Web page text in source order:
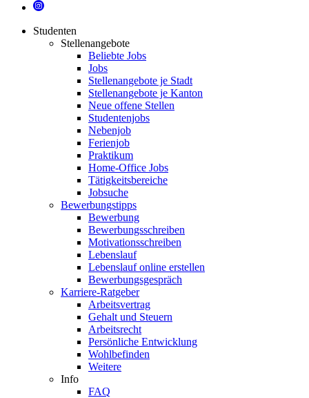
Studenten
Stellenangebote
Beliebte Jobs
Jobs
Stellenangebote je Stadt
Stellenangebote je Kanton
Neue offene Stellen
Studentenjobs
Nebenjob
Ferienjob
Praktikum
Home-Office Jobs
Tätigkeitsbereiche
Jobsuche
Bewerbungstipps
Bewerbung
Bewerbungsschreiben
Motivationsschreiben
Lebenslauf
Lebenslauf online erstellen
Bewerbungsgespräch
Karriere-Ratgeber
Arbeitsvertrag
Gehalt und Steuern
Arbeitsrecht
Persönliche Entwicklung
Wohlbefinden
Weitere
Info
FAQ